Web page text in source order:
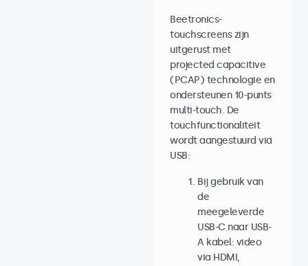
Beetronics-
touchscreens zijn
uitgerust met
projected capacitive
(PCAP) technologie en
ondersteunen 10-punts
multi-touch. De
touchfunctionaliteit
wordt aangestuurd via
USB:
Bij gebruik van
de
meegeleverde
USB-C naar USB-
A kabel: video
via HDMI,